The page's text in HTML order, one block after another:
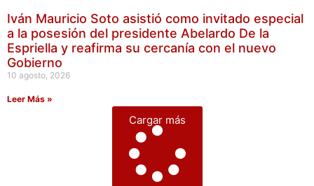
Iván Mauricio Soto asistió como invitado especial
a la posesión del presidente Abelardo De la
Espriella y reafirma su cercanía con el nuevo
Gobierno
10 agosto, 2026
Leer Más »
Cargar más